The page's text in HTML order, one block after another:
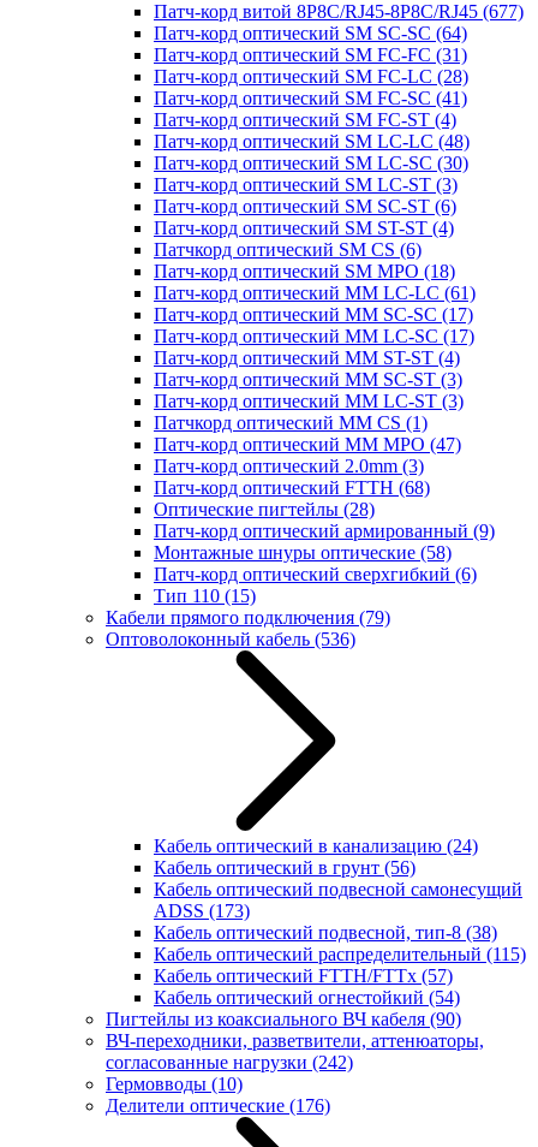
Патч-корд витой 8P8C/RJ45-8P8C/RJ45 (677)
Патч-корд оптический SM SC-SC (64)
Патч-корд оптический SM FC-FC (31)
Патч-корд оптический SM FC-LC (28)
Патч-корд оптический SM FC-SC (41)
Патч-корд оптический SM FC-ST (4)
Патч-корд оптический SM LC-LC (48)
Патч-корд оптический SM LC-SC (30)
Патч-корд оптический SM LC-ST (3)
Патч-корд оптический SM SC-ST (6)
Патч-корд оптический SM ST-ST (4)
Патчкорд оптический SM CS (6)
Патч-корд оптический SM MPO (18)
Патч-корд оптический MM LC-LC (61)
Патч-корд оптический MM SC-SC (17)
Патч-корд оптический MM LC-SC (17)
Патч-корд оптический MM ST-ST (4)
Патч-корд оптический MM SC-ST (3)
Патч-корд оптический MM LC-ST (3)
Патчкорд оптический MM CS (1)
Патч-корд оптический MM MPO (47)
Патч-корд оптический 2.0mm (3)
Патч-корд оптический FTTH (68)
Оптические пигтейлы (28)
Патч-корд оптический армированный (9)
Монтажные шнуры оптические (58)
Патч-корд оптический сверхгибкий (6)
Тип 110 (15)
Кабели прямого подключения (79)
Оптоволоконный кабель (536)
Кабель оптический в канализацию (24)
Кабель оптический в грунт (56)
Кабель оптический подвесной самонесущий
ADSS (173)
Кабель оптический подвесной, тип-8 (38)
Кабель оптический распределительный (115)
Кабель оптический FTTH/FTTx (57)
Кабель оптический огнестойкий (54)
Пигтейлы из коаксиального ВЧ кабеля (90)
ВЧ-переходники, разветвители, аттенюаторы,
согласованные нагрузки (242)
Гермовводы (10)
Делители оптические (176)